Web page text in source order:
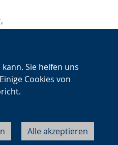
Sie helfen uns
Cookies von
Alle akzeptieren
Kontakt About LWL